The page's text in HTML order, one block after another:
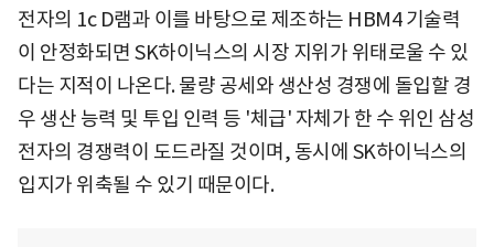
전자의 1c D램과 이를 바탕으로 제조하는 HBM4 기술력
이 안정화되면 SK하이닉스의 시장 지위가 위태로울 수 있
다는 지적이 나온다. 물량 공세와 생산성 경쟁에 돌입할 경
우 생산 능력 및 투입 인력 등 '체급' 자체가 한 수 위인 삼성
전자의 경쟁력이 도드라질 것이며, 동시에 SK하이닉스의
입지가 위축될 수 있기 때문이다.